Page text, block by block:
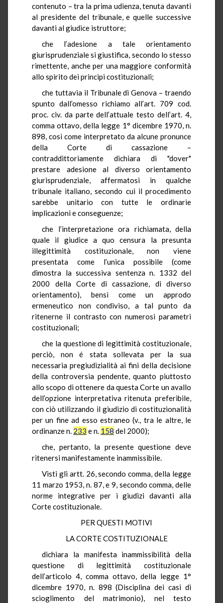
contenuto – tra la prima udienza, tenuta davanti
al presidente del tribunale, e quelle successive
davanti al giudice istruttore;
che l’adesione a tale orientamento
giurisprudenziale si giustifica, secondo lo stesso
rimettente, anche per una maggiore conformità
allo spirito dei principi costituzionali;
che tuttavia il Tribunale di Genova – traendo
spunto dall’omesso richiamo all’art. 709 cod.
proc. civ. da parte dell’attuale testo dell’art. 4,
comma ottavo, della legge 1° dicembre 1970, n.
898, così come interpretato da alcune pronunce
della Corte di cassazione –
contraddittoriamente dichiara di "dover"
prestare adesione al diverso orientamento
giurisprudenziale, affermatosi in qualche
tribunale italiano, secondo cui il procedimento
sarebbe unitario con tutte le ordinarie
implicazioni e conseguenze;
che l’interpretazione ora richiamata, della
quale il giudice a quo censura la presunta
illegittimità costituzionale, non viene
presentata come l’unica possibile (come
dimostra la successiva sentenza n. 1332 del
2000 della Corte di cassazione, di diverso
orientamento), bensì come un approdo
ermeneutico non condiviso, a tal punto da
ritenerne il contrasto con numerosi parametri
costituzionali;
che la questione di legittimità costituzionale,
perciò, non é stata sollevata per la sua
necessaria pregiudizialità ai fini della decisione
della controversia pendente, quanto piuttosto
allo scopo di ottenere da questa Corte un avallo
dell’opzione interpretativa ritenuta preferibile,
con ciò utilizzando il giudizio di costituzionalità
per un fine ad esso estraneo (v., tra le altre, le
ordinanze n. 233 e n. 158 del 2000);
che, pertanto, la presente questione deve
ritenersi manifestamente inammissibile.
Visti gli artt. 26, secondo comma, della legge
11 marzo 1953, n. 87, e 9, secondo comma, delle
norme integrative per i giudizi davanti alla
Corte costituzionale.
PER QUESTI MOTIVI
LA CORTE COSTITUZIONALE
dichiara la manifesta inammissibilità della
questione di legittimità costituzionale
dell’articolo 4, comma ottavo, della legge 1°
dicembre 1970, n. 898 (Disciplina dei casi di
scioglimento del matrimonio), nel testo